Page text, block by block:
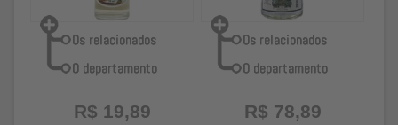
R$ 19,89 R$ 78,89